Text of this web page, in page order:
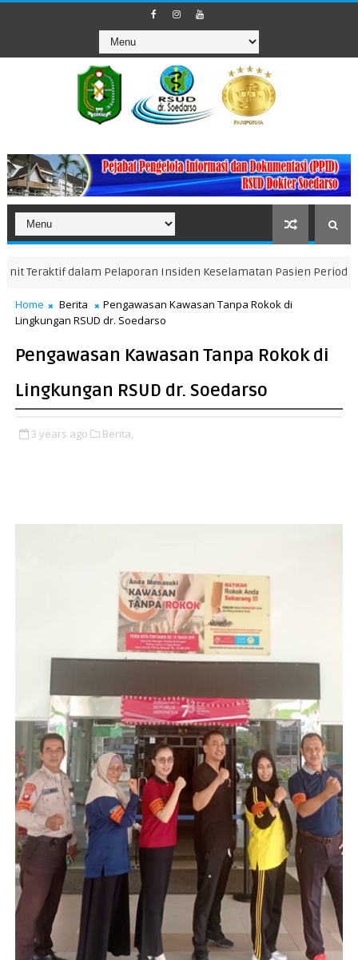
dalam Pelaporan Insiden Keselamatan Pasien Periode Januari-
Home Berita
Pengawasan Kawasan Tanpa Rokok di
Lingkungan RSUD dr. Soedarso
Pengawasan Kawasan Tanpa Rokok di
Lingkungan RSUD dr. Soedarso
3 years ago Berita,